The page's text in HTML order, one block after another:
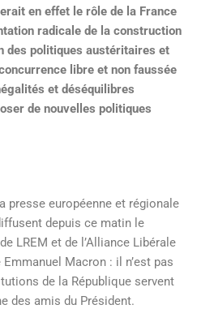
en effet le rôle de la France
radicale de la construction
des politiques austéritaires et
libre et non faussée
et déséquilibres
de nouvelles politiques
presse européenne et régionale
depuis ce matin le
LREM et de l’Alliance Libérale
Macron : il n’est pas
de la République servent
des amis du Président.